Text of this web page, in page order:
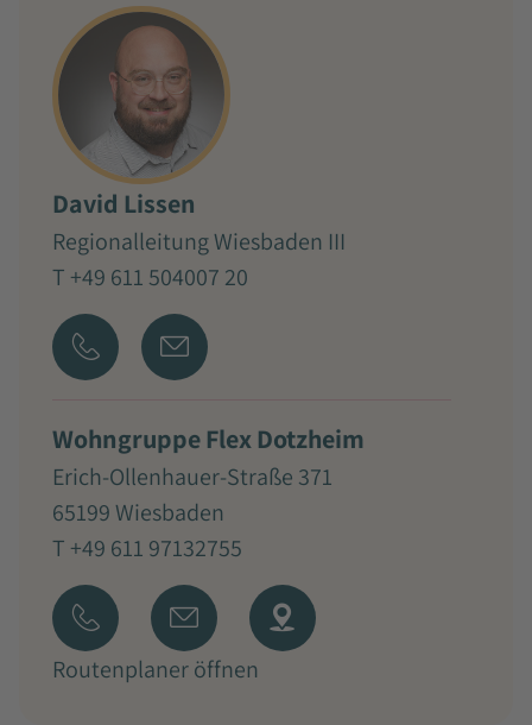
David Lissen
Regionalleitung Wiesbaden III
T +49 611 504007 20
Wohngruppe Flex Dotzheim
Erich-Ollenhauer-Straße 371
65199 Wiesbaden
T +49 611 97132755
Routenplaner öffnen